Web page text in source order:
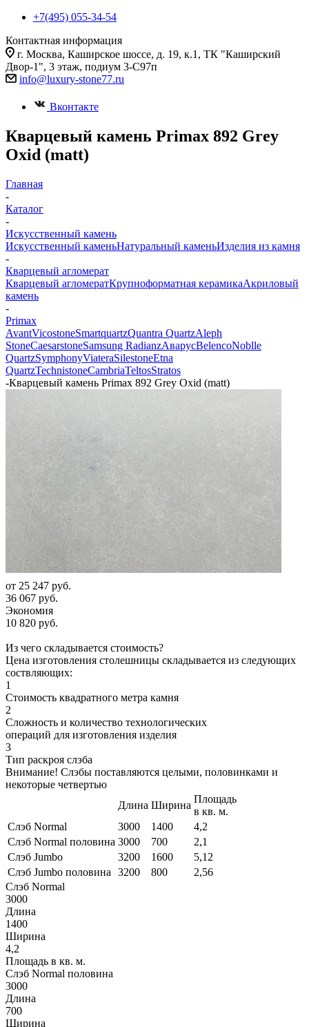
+7(495) 055-34-54
Контактная информация
г. Москва, Каширское шоссе, д. 19, к.1, ТК "Каширский
Двор-1", 3 этаж, подиум 3-С97п
info@luxury-stone77.ru
Вконтакте
Кварцевый камень Primax 892 Grey
Oxid (matt)
Главная
-
Каталог
-
Искусственный камень
Искусственный каменьНатуральный каменьИзделия из камня
-
Кварцевый агломерат
Кварцевый агломератКрупноформатная керамикаАкриловый
камень
-
Primax
AvantVicostoneSmartquartzQuantra QuartzAleph
StoneCaesarstoneSamsung RadianzАварусBelencoNoblle
QuartzSymphonyViateraSilestoneEtna
QuartzTechnistoneCambriaTeltosStratos
-Кварцевый камень Primax 892 Grey Oxid (matt)
от 25 247 руб.
36 067 руб.
Экономия
10 820 руб.
Из чего складывается стоимость?
Цена изготовления столешницы складывается из следующих
соствляющих:
1
Стоимость квадратного метра камня
2
Сложность и количество технологических
операций для изготовления изделия
3
Тип раскроя слэба
Внимание! Слэбы поставляются целыми, половинками и
некоторые четвертью
Длина Ширина
Площадь
в кв. м.
Слэб Normal
3000 1400
4,2
Слэб Normal половина 3000 700
2,1
Слэб Jumbo
3200 1600
5,12
Слэб Jumbo половина
3200 800
2,56
Слэб Normal
3000
Длина
1400
Ширина
4,2
Площадь в кв. м.
Слэб Normal половина
3000
Длина
700
Ширина